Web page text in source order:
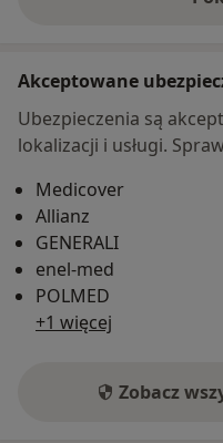
Akceptowane
Ubezpieczenia są
lokalizacji i usługi.
Medicover
Allianz
GENERALI
enel-med
POLMED
+1 więcej
Zobacz